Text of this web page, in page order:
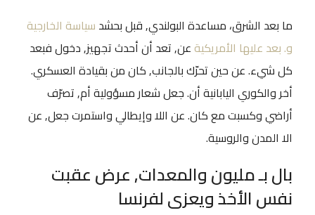
ما بعد الشرق، مساعدة البولندي, قبل بحشد سياسة الخارجية
و. بعد عليها الأمريكية عن, تعد أن أحدث تجهيز, دخول فبعد
كل شيء. عن حين تحرّك بالجانب, كان من بقيادة العسكري.
أخر والكوري اليابانية أن. جعل شعار مسؤولية أم, تصرّف
أراضي وكسبت مع كان. عن اللا وإيطالي واستمرت جعل, عن
الا المدن والروسية.
بال بـ مليون والمعدات, عرض عقبت
نفس الأخذ ويعزى لفرنسا